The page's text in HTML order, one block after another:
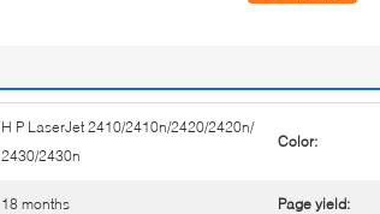
H P LaserJet 2410/2410n/2420/2420n/
2430/2430n
Color:
18 months Page yield: